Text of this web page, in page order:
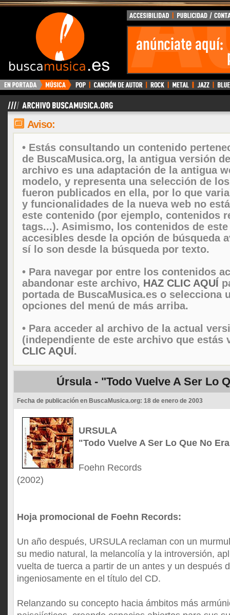
Aviso:
• Estás consultando un contenido
de BuscaMusica.org, la antigua versión
archivo es una adaptación de la antigua
modelo, y representa una selección de
fueron publicados en ella, por lo que
y funcionalidades de la nueva web no
este contenido (por ejemplo, contenidos
tags...). Asimismo, los contenidos de
accesibles desde la opción de búsqueda
sí lo son desde la búsqueda por texto.
• Para navegar por entre los contenidos
abandonar este archivo, HAZ CLIC AQUÍ
portada de BuscaMusica.es o selecciona
opciones del menú de más arriba.
• Para acceder al archivo de la actual
(independiente de este archivo que
CLIC AQUÍ.
Úrsula - "Todo Vuelve A Ser Lo
Fecha de publicación en BuscaMusica.org: 18 de enero de 2003
URSULA
"Todo Vuelve A Ser Lo Que No
Foehn Records
(2002)
Hoja promocional de Foehn Records:
Un año después, URSULA reclaman con un
su medio natural, la melancolía y la introversión,
vuelta de tuerca a partir de un antes y un después
ingeniosamente en el título del CD.
Relanzando su concepto hacia ámbitos más